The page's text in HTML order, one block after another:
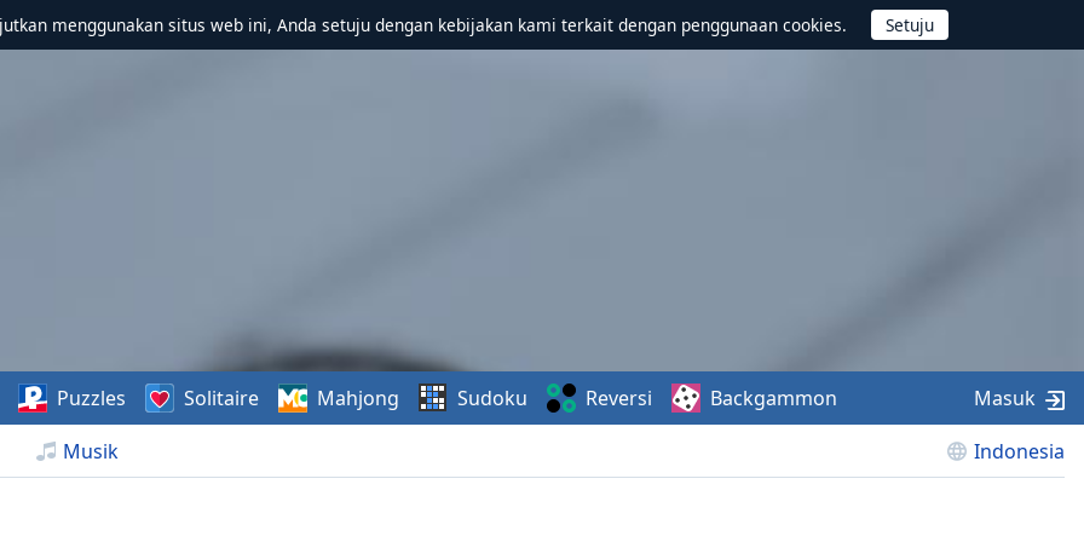
menggunakan situs web ini, Anda setuju dengan kebijakan kami terkait dengan penggunaan cookies.
Musik Indonesia
Puzzles Solitaire Mahjong Sudoku Reversi Backgammon Masuk